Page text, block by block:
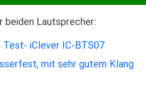
beiden Lautsprecher:
iClever IC-BTS07
mit sehr gutem Klang